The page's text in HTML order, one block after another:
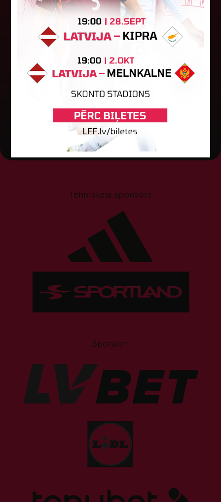
FK "Auda" pie eirokausu galda
turpina baudīt desertus
Otrdien Latvijas klubs FK "Auda" aizvadīja UEFA
Konferences līgas kvalifikācijas trešās kārtas
pirmo spēli, savu skatītāju priekšā "Skonto"
stadionā Rīgā ar 1:0 uzveica...
04. augusts 2026.
Tehniskais sponsors
Sponsori